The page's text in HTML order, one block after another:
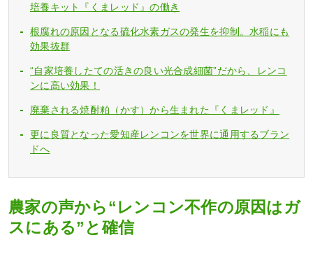
培養キット『くまレッド』の働き
根腐れの原因となる硫化水素ガスの発生を抑制。水稲にも
効果抜群
“自家培養したての活きの良い光合成細菌”だから、レンコ
ンに高い効果！
廃棄される焼酎粕（かす）から生まれた『くまレッド』
更に良質となった愛知産レンコンを世界に通用するブラン
ドへ
農家の声から“レンコン不作の原因はガ
スにある”と確信